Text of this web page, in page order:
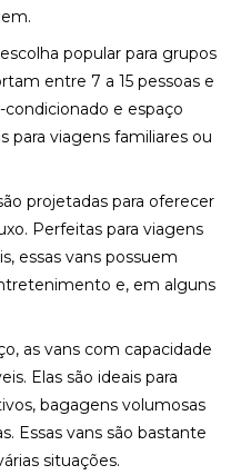
popular para grupos
entre 7 a 15 pessoas e
e espaço
para viagens familiares ou
projetadas para oferecer
Perfeitas para viagens
essas vans possuem
e, em alguns
as vans com capacidade
Elas são ideais para
bagagens volumosas
Essas vans são bastante
situações.